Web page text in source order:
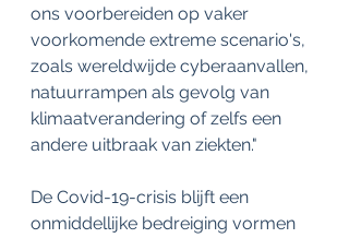
ons voorbereiden op vaker
voorkomende extreme scenario's,
zoals wereldwijde cyberaanvallen,
natuurrampen als gevolg van
klimaatverandering of zelfs een
andere uitbraak van ziekten."
De Covid-19-crisis blijft een
onmiddellijke bedreiging vormen